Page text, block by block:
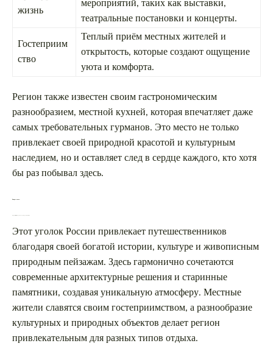
жизнь
мероприятий, таких как выставки,
театральные постановки и концерты.
Гостеприим
ство
Теплый приём местных жителей и
открытость, которые создают ощущение
уюта и комфорта.
Регион также известен своим гастрономическим
разнообразием, местной кухней, которая впечатляет даже
самых требовательных гурманов. Это место не только
привлекает своей природной красотой и культурным
наследием, но и оставляет след в сердце каждого, кто хотя
бы раз побывал здесь.
Вопрос-ответ:
Этот уголок России привлекает путешественников
благодаря своей богатой истории, культуре и живописным
природным пейзажам. Здесь гармонично сочетаются
современные архитектурные решения и старинные
памятники, создавая уникальную атмосферу. Местные
жители славятся своим гостеприимством, а разнообразие
культурных и природных объектов делает регион
привлекательным для разных типов отдыха.